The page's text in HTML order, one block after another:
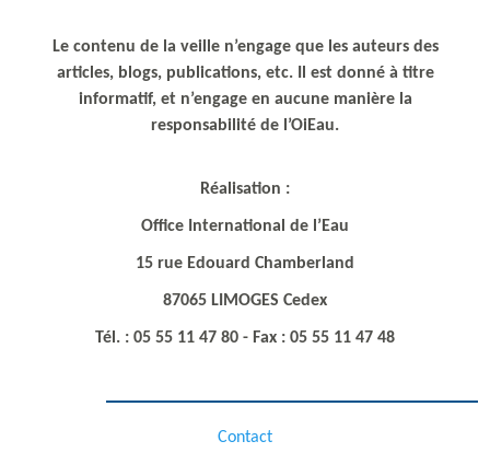
Le contenu de la veille n’engage que les auteurs des
articles, blogs, publications, etc. Il est donné à titre
informatif, et n’engage en aucune manière la
responsabilité de l’OiEau.
Réalisation :
Office International de l’Eau
15 rue Edouard Chamberland
87065 LIMOGES Cedex
Tél. : 05 55 11 47 80 - Fax : 05 55 11 47 48
Contact